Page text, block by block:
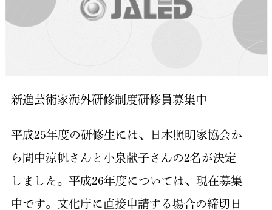
新進芸術家海外研修制度研修員募集中
平成25年度の研修生には、日本照明家協会か
ら間中涼帆さんと小泉献子さんの2名が決定
しました。平成26年度については、現在募集
中です。文化庁に直接申請する場合の締切日